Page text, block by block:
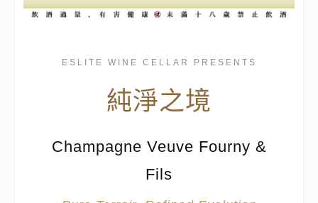
ESLITE WINE CELLAR PRESENTS
純淨之境
Champagne Veuve Fourny &
Fils